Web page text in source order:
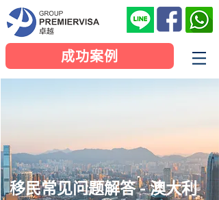
成功案例
移民常见问题解答 - 澳大利